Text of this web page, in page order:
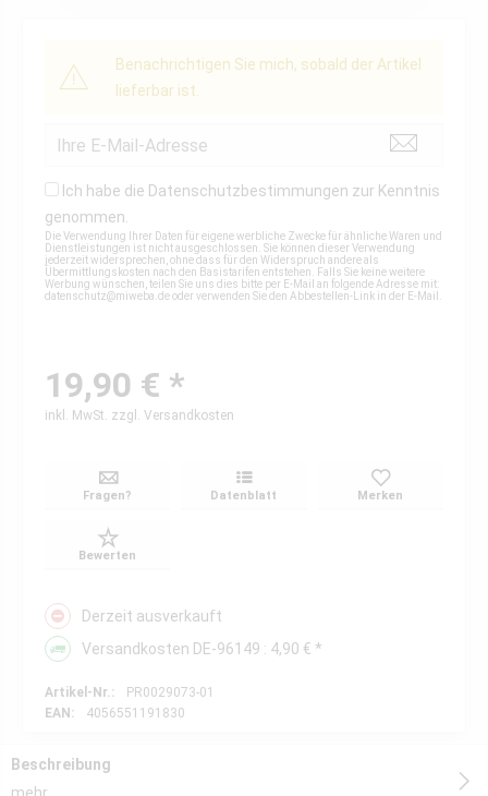
Benachrichtigen Sie mich, sobald der Artikel
lieferbar ist.
Ich habe die Datenschutzbestimmungen zur Kenntnis
genommen.
Die Verwendung Ihrer Daten für eigene werbliche Zwecke für ähnliche Waren und
Dienstleistungen ist nicht ausgeschlossen. Sie können dieser Verwendung
jederzeit widersprechen, ohne dass für den Widerspruch andere als
Übermittlungskosten nach den Basistarifen entstehen. Falls Sie keine weitere
Werbung wünschen, teilen Sie uns dies bitte per E-Mail an folgende Adresse mit:
datenschutz@miweba.deoder verwenden Sie den Abbestellen-Link in der E-Mail.
19,90 € *
inkl. MwSt. zzgl. Versandkosten
Fragen? Datenblatt Merken
Bewerten
Derzeit ausverkauft
Versandkosten DE-96149 : 4,90 € *
Artikel-Nr.:
PR0029073-01
EAN:
4056551191830
Beschreibung